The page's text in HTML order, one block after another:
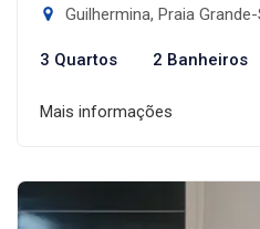
Guilhermina, Praia Grande-
3 Quartos 2 Banheiros
Mais informações